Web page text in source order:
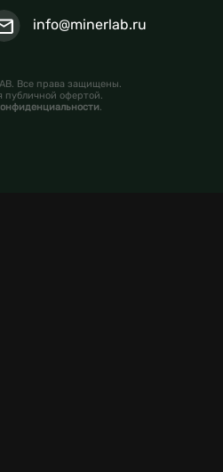
info@minerlab.ru
Все права защищены.
публичной офертой.
.